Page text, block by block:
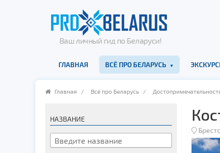
Ваш личный гид по Беларуси!
ГЛАВНАЯ ВСЁ ПРО БЕЛАРУСЬ
Главная / Всё про Беларусь /
НАЗВАНИЕ